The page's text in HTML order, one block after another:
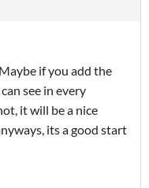
if you add the
see in every
it will be a nice
its a good start